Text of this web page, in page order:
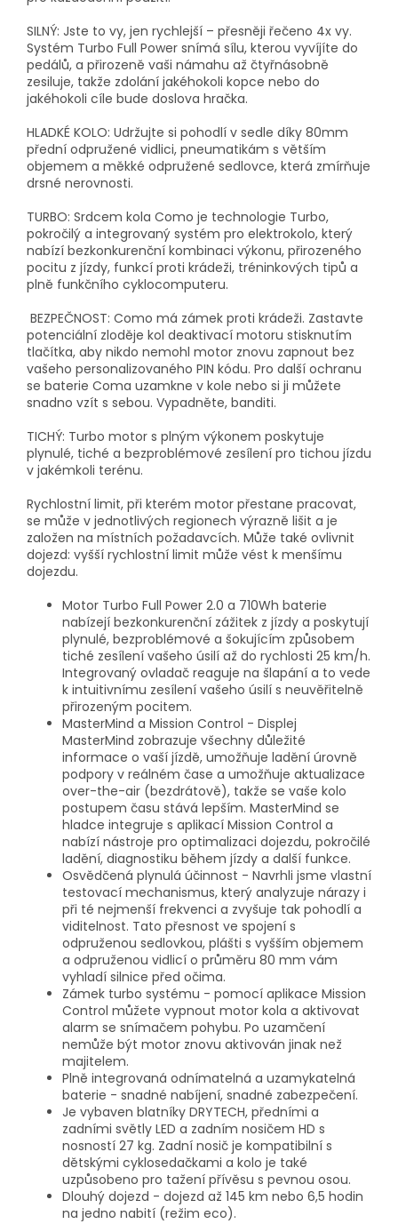
SILNÝ: Jste to vy, jen rychlejší – přesněji řečeno 4x vy.
Systém Turbo Full Power snímá sílu, kterou vyvíjíte do
pedálů, a přirozeně vaši námahu až čtyřnásobně
zesiluje, takže zdolání jakéhokoli kopce nebo do
jakéhokoli cíle bude doslova hračka.
HLADKÉ KOLO: Udržujte si pohodlí v sedle díky 80mm
přední odpružené vidlici, pneumatikám s větším
objemem a měkké odpružené sedlovce, která zmírňuje
drsné nerovnosti.
TURBO: Srdcem kola Como je technologie Turbo,
pokročilý a integrovaný systém pro elektrokolo, který
nabízí bezkonkurenční kombinaci výkonu, přirozeného
pocitu z jízdy, funkcí proti krádeži, tréninkových tipů a
plně funkčního cyklocomputeru.
BEZPEČNOST: Como má zámek proti krádeži. Zastavte
potenciální zloděje kol deaktivací motoru stisknutím
tlačítka, aby nikdo nemohl motor znovu zapnout bez
vašeho personalizovaného PIN kódu. Pro další ochranu
se baterie Coma uzamkne v kole nebo si ji můžete
snadno vzít s sebou. Vypadněte, banditi.
TICHÝ: Turbo motor s plným výkonem poskytuje
plynulé, tiché a bezproblémové zesílení pro tichou jízdu
v jakémkoli terénu.
Rychlostní limit, při kterém motor přestane pracovat,
se může v jednotlivých regionech výrazně lišit a je
založen na místních požadavcích. Může také ovlivnit
dojezd: vyšší rychlostní limit může vést k menšímu
dojezdu.
Motor Turbo Full Power 2.0 a 710Wh baterie
nabízejí bezkonkurenční zážitek z jízdy a poskytují
plynulé, bezproblémové a šokujícím způsobem
tiché zesílení vašeho úsilí až do rychlosti 25 km/h.
Integrovaný ovladač reaguje na šlapání a to vede
k intuitivnímu zesílení vašeho úsilí s neuvěřitelně
přirozeným pocitem.
MasterMind a Mission Control - Displej
MasterMind zobrazuje všechny důležité
informace o vaší jízdě, umožňuje ladění úrovně
podpory v reálném čase a umožňuje aktualizace
over-the-air (bezdrátově), takže se vaše kolo
postupem času stává lepším. MasterMind se
hladce integruje s aplikací Mission Control a
nabízí nástroje pro optimalizaci dojezdu, pokročilé
ladění, diagnostiku během jízdy a další funkce.
Osvědčená plynulá účinnost - Navrhli jsme vlastní
testovací mechanismus, který analyzuje nárazy i
při té nejmenší frekvenci a zvyšuje tak pohodlí a
viditelnost. Tato přesnost ve spojení s
odpruženou sedlovkou, plášti s vyšším objemem
a odpruženou vidlicí o průměru 80 mm vám
vyhladí silnice před očima.
Zámek turbo systému - pomocí aplikace Mission
Control můžete vypnout motor kola a aktivovat
alarm se snímačem pohybu. Po uzamčení
nemůže být motor znovu aktivován jinak než
majitelem.
Plně integrovaná odnímatelná a uzamykatelná
baterie - snadné nabíjení, snadné zabezpečení.
Je vybaven blatníky DRYTECH, předními a
zadními světly LED a zadním nosičem HD s
nosností 27 kg. Zadní nosič je kompatibilní s
dětskými cyklosedačkami a kolo je také
uzpůsobeno pro tažení přívěsu s pevnou osou.
Dlouhý dojezd - dojezd až 145 km nebo 6,5 hodin
na jedno nabití (režim eco).